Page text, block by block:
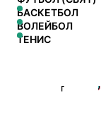
БАСКЕТБОЛ
ВОЛЕЙБОЛ
ТЕНИС